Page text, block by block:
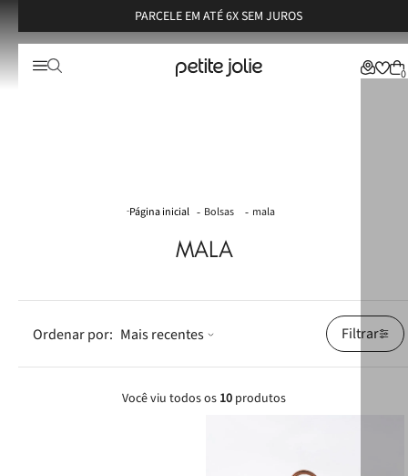
PARCELE EM ATÉ 6X SEM JUROS
0
Bolsas mala
MALA
Mais recentes Filtrar
Você viu todos os 10 produtos